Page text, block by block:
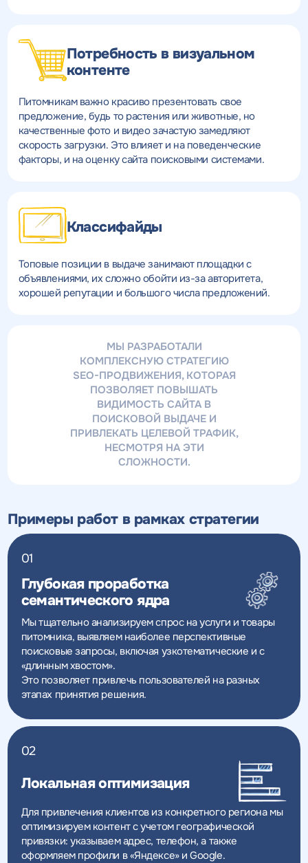
Потребность в визуальном
контенте
Питомникам важно красиво презентовать свое
предложение, будь то растения или животные, но
качественные фото и видео зачастую замедляют
скорость загрузки. Это влияет и на поведенческие
факторы, и на оценку сайта поисковыми системами.
Классифайды
Топовые позиции в выдаче занимают площадки с
объявлениями, их сложно обойти из-за авторитета,
хорошей репутации и большого числа предложений.
МЫ РАЗРАБОТАЛИ
КОМПЛЕКСНУЮ СТРАТЕГИЮ
SEO-ПРОДВИЖЕНИЯ, КОТОРАЯ
ПОЗВОЛЯЕТ ПОВЫШАТЬ
ВИДИМОСТЬ САЙТА В
ПОИСКОВОЙ ВЫДАЧЕ И
ПРИВЛЕКАТЬ ЦЕЛЕВОЙ ТРАФИК,
НЕСМОТРЯ НА ЭТИ
СЛОЖНОСТИ.
Примеры работ в рамках стратегии
01
Глубокая проработка
семантического ядра
Мы тщательно анализируем спрос на услуги и товары
питомника, выявляем наиболее перспективные
поисковые запросы, включая узкотематические и с
«длинным хвостом».
Это позволяет привлечь пользователей на разных
этапах принятия решения.
02
Локальная оптимизация
Для привлечения клиентов из конкретного региона мы
оптимизируем контент с учетом географической
привязки: указываем адрес, телефон, а также
оформляем профили в «Яндексе» и Google.